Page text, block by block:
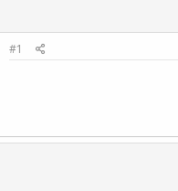
#1